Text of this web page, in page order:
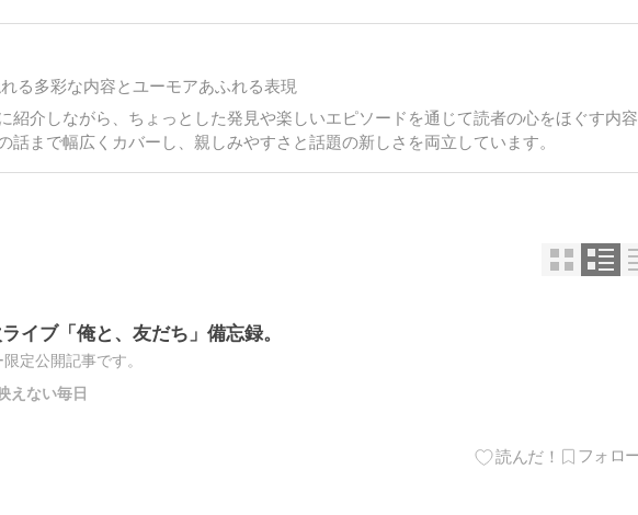
る多彩な内容とユーモアあふれる表現
紹介しながら、ちょっとした発見や楽しいエピソードを通じて読者の心をほぐす内容
話まで幅広くカバーし、親しみやすさと話題の新しさを両立しています。
イブ「俺と、友だち」備忘録。
定公開記事です。
えない毎日